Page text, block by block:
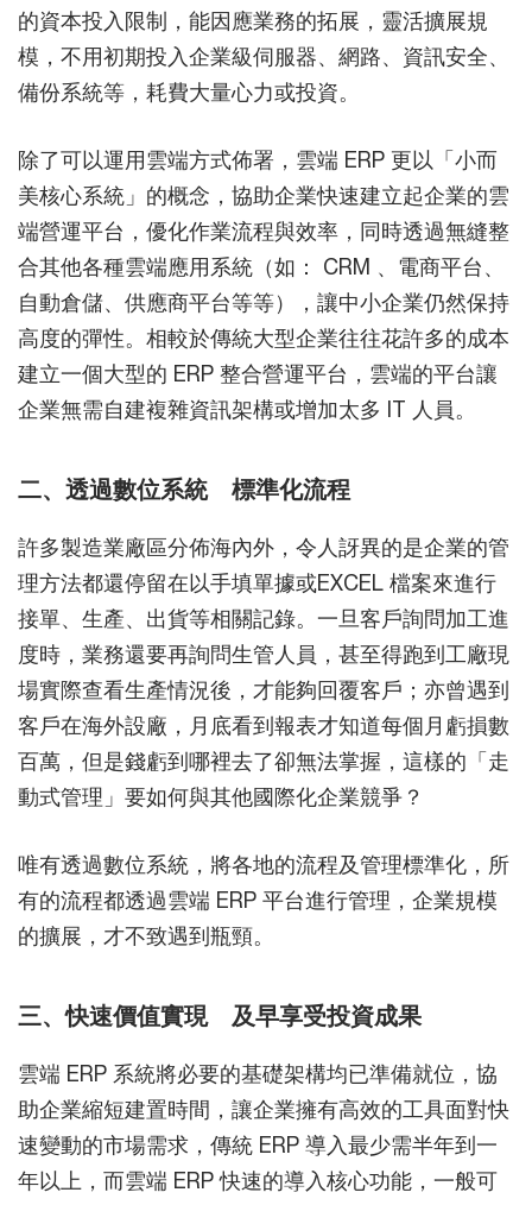
的資本投入限制，能因應業務的拓展，靈活擴展規
模，不用初期投入企業級伺服器、網路、資訊安全、
備份系統等，耗費大量心力或投資。
除了可以運用雲端方式佈署，雲端 ERP 更以「小而
美核心系統」的概念，協助企業快速建立起企業的雲
端營運平台，優化作業流程與效率，同時透過無縫整
合其他各種雲端應用系統（如： CRM 、電商平台、
自動倉儲、供應商平台等等），讓中小企業仍然保持
高度的彈性。相較於傳統大型企業往往花許多的成本
建立一個大型的 ERP 整合營運平台，雲端的平台讓
企業無需自建複雜資訊架構或增加太多 IT 人員。
二、透過數位系統 標準化流程
許多製造業廠區分佈海內外，令人訝異的是企業的管
理方法都還停留在以手填單據或EXCEL 檔案來進行
接單、生產、出貨等相關記錄。一旦客戶詢問加工進
度時，業務還要再詢問生管人員，甚至得跑到工廠現
場實際查看生產情況後，才能夠回覆客戶；亦曾遇到
客戶在海外設廠，月底看到報表才知道每個月虧損數
百萬，但是錢虧到哪裡去了卻無法掌握，這樣的「走
動式管理」要如何與其他國際化企業競爭？
唯有透過數位系統，將各地的流程及管理標準化，所
有的流程都透過雲端 ERP 平台進行管理，企業規模
的擴展，才不致遇到瓶頸。
三、快速價值實現 及早享受投資成果
雲端 ERP 系統將必要的基礎架構均已準備就位，協
助企業縮短建置時間，讓企業擁有高效的工具面對快
速變動的市場需求，傳統 ERP 導入最少需半年到一
年以上，而雲端 ERP 快速的導入核心功能，一般可